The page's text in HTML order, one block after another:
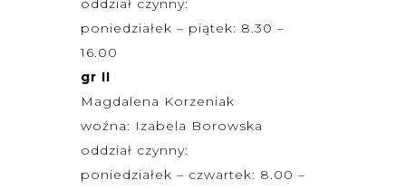
oddział czynny:
poniedziałek – piątek: 8.30 –
16.00
gr II
Magdalena Korzeniak
woźna: Izabela Borowska
oddział czynny:
poniedziałek – czwartek: 8.00 –